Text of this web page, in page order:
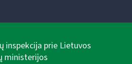
inspekcija prie Lietuvos
ministerijos